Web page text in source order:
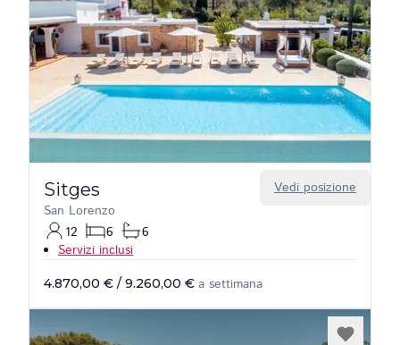
Vedi posizione
Sitges
San Lorenzo
12
6
6
Servizi inclusi
4.870,00 € / 9.260,00 € a settimana